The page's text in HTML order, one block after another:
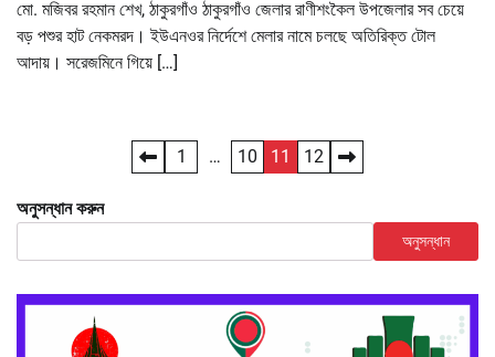
মো. মজিবর রহমান শেখ, ঠাকুরগাঁও ঠাকুরগাঁও জেলার রাণীশংকৈল উপজেলার সব চেয়ে
বড় পশুর হাট নেকমরদ। ইউএনওর নির্দেশে মেলার নামে চলছে অতিরিক্ত টোল
আদায়। সরেজমিনে গিয়ে […]
pagination
1 … 10 11 12
অনুসন্ধান করুন
অনুসন্ধান